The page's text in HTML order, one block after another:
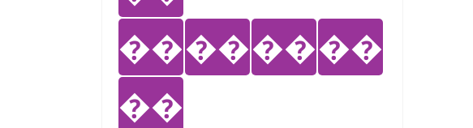
��������
��